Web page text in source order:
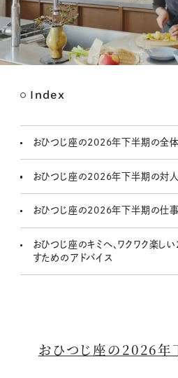
Index
おひつじ座の2026年下半期の全
おひつじ座の2026年下半期の対
おひつじ座の2026年下半期の仕
おひつじ座のキミへ、ワクワク楽
すためのアドバイス
おひつじ座の2026年